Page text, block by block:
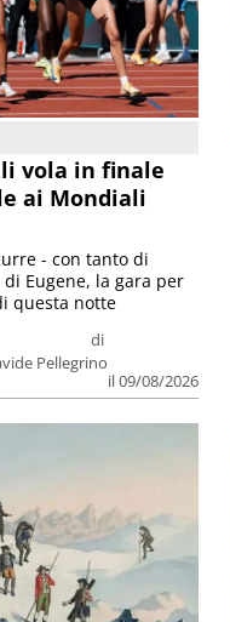
vola in finale
ai Mondiali
di
Pellegrino
il 09/08/2026
- con tanto di
Eugene, la gara per
questa notte